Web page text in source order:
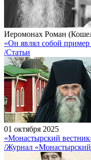
Иеромонах Роман
«Он являл собой
/Статьи
01 октября 2025
«Монастырский
/Журнал